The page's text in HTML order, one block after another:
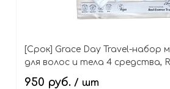
[Срок] Grace Day Travel-набор
для волос и тела 4 средства,
Essence Travel Kit
950 руб. / шт